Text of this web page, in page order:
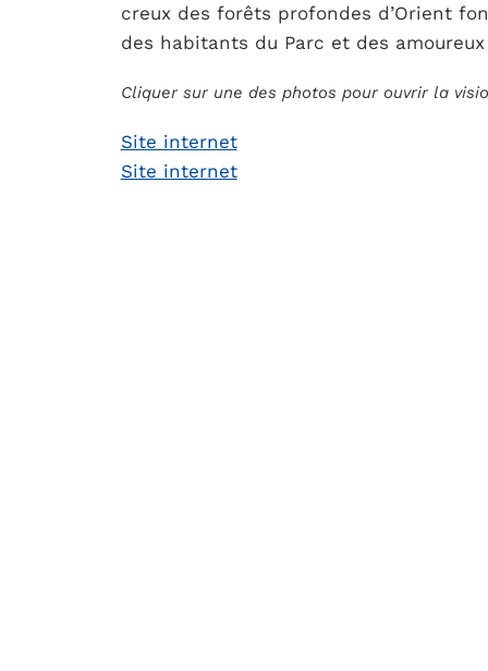
creux des forêts profondes d’Orient
des habitants du Parc et des
Cliquer sur une des photos pour ouvrir la
Site internet
Site internet